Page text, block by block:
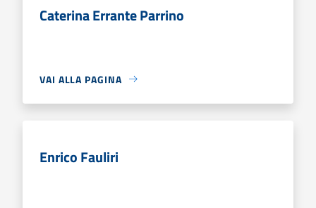
Caterina Errante Parrino
VAI ALLA PAGINA
Enrico Fauliri